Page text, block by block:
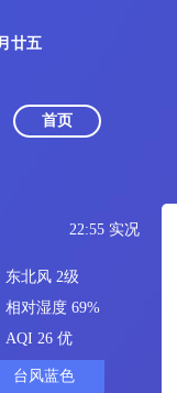
廿五
首页
22:55 实况
东北风 2级
相对湿度 69%
AQI 26 优
台风蓝色